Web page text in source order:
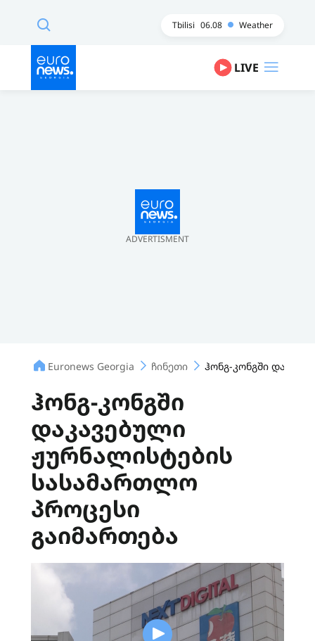
Tbilisi 06.08 Weather
LIVE
ADVERTISMENT
Euronews Georgia ჩინეთი ჰონგ-კონგში
ჰონგ-კონგში
დაკავებული
ჟურნალისტების
სასამართლო
პროცესი
გაიმართება